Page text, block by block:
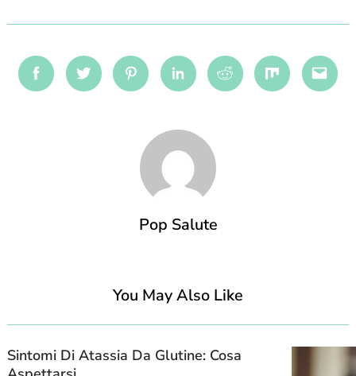
FacebookTwitterPinterestLinkedinRedditMix
Pop Salute
You May Also Like
Sintomi Di Atassia Da Glutine: Cosa